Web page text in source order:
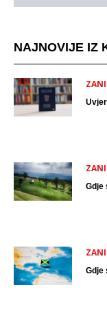
NAJNOVIJE IZ
Gdje
Gdje